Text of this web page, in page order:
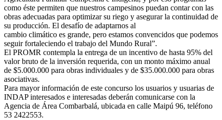
como éste permiten que nuestros campesinos puedan contar con las
obras adecuadas para optimizar su riego y asegurar la continuidad de
su producción. El desafío de adaptarnos al
cambio climático es grande, pero estamos convencidos que podemos
seguir fortaleciendo el trabajo del Mundo Rural”.
El PROMR contempla la entrega de un incentivo de hasta 95% del
valor bruto de la inversión requerida, con un monto máximo anual
de $5.000.000 para obras individuales y de $35.000.000 para obras
asociativas.
Para mayor información de este concurso los usuarios y usuarias de
INDAP interesados e interesadas deberán comunicarse con la
Agencia de Área Combarbalá, ubicada en calle Maipú 96, teléfono
53 2422553.